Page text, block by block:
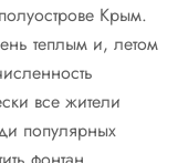
Крым.
теплым и, летом
все жители
популярных